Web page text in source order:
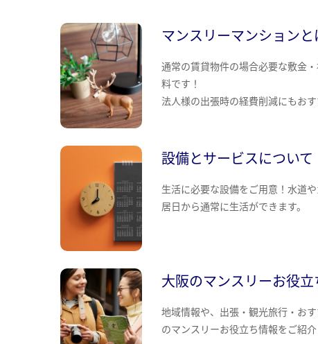
マンスリーマンションと
通常の賃貸物件の場合必要な敷金
料です！
法人様の出張時の経費削減にもおす
設備とサービスについて
生活に必要な設備をご用意！水道
居日から通常に生活ができます。
大阪のマンスリーお役立
地域情報や、出張・観光旅行・お
のマンスリーお役立ち情報をご紹介